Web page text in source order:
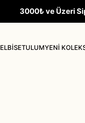
3000₺ ve Üzeri
ELBİSETULUMYENİ